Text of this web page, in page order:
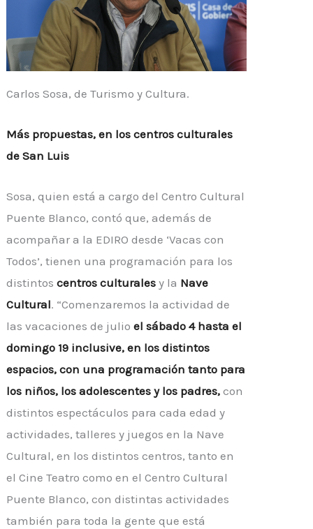
Carlos Sosa, de Turismo y Cultura.
Más propuestas, en los centros culturales
de San Luis
Sosa, quien está a cargo del Centro Cultural
Puente Blanco, contó que, además de
acompañar a la EDIRO desde ‘Vacas con
Todos’, tienen una programación para los
distintoscentros culturalesy la Nave
Cultural. “Comenzaremos la actividad de
las vacaciones de julioel sábado 4 hasta el
domingo 19 inclusive, en los distintos
espacios, con una programación tanto para
los niños, los adolescentes y los padres, con
distintos espectáculos para cada edad y
actividades, talleres y juegos en la Nave
Cultural, en los distintos centros, tanto en
el Cine Teatro como en el Centro Cultural
Puente Blanco, con distintas actividades
también para toda la gente que está